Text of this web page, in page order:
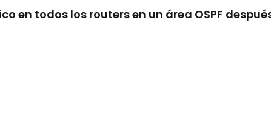
en todos los routers en un área OSPF